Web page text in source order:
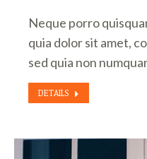
Neque porro
quia dolor sit amet,
sed quia non
DETAILS